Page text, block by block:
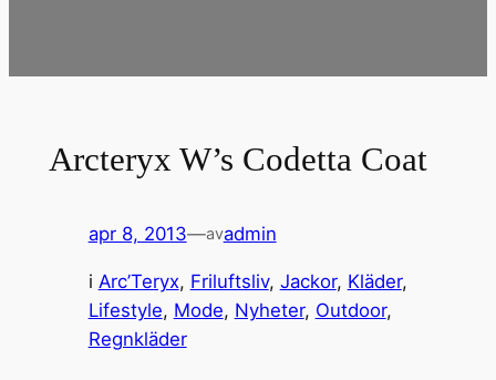
Arcteryx W’s Codetta Coat
apr 8, 2013—avadmin
i Arc’Teryx, Friluftsliv, Jackor, Kläder
Lifestyle, Mode, Nyheter, Outdoor
Regnkläder